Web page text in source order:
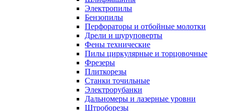
Электропилы
Бензопилы
Перфораторы и отбойные молотки
Дрели и шуруповерты
Фены технические
Пилы циркулярные и торцовочные
Фрезеры
Плиткорезы
Станки точильные
Электрорубанки
Дальномеры и лазерные уровни
Штроборезы